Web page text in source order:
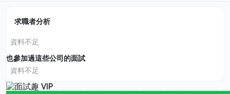
求職者分析
資料不足
也參加過這些公司的面試
資料不足